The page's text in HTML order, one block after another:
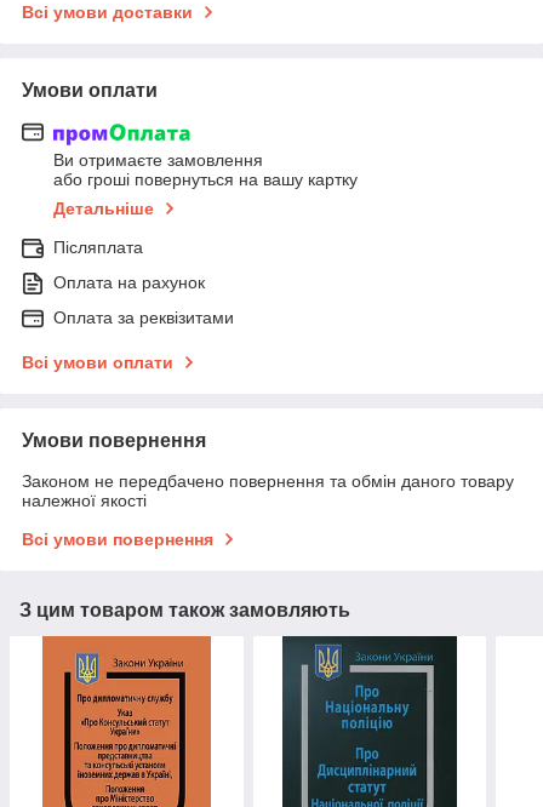
Всі умови доставки
Умови оплати
Ви отримаєте замовлення
або гроші повернуться на вашу картку
Детальніше
Післяплата
Оплата на рахунок
Оплата за реквізитами
Всі умови оплати
Умови повернення
Законом не передбачено повернення та обмін даного товару
належної якості
Всі умови повернення
З цим товаром також замовляють